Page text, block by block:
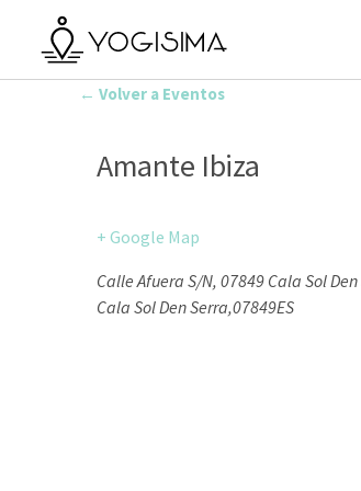
← Volver a Eventos
Amante Ibiza
+ Google Map
Calle Afuera S/N, 07849 Cala Sol
Cala Sol Den Serra,07849ES